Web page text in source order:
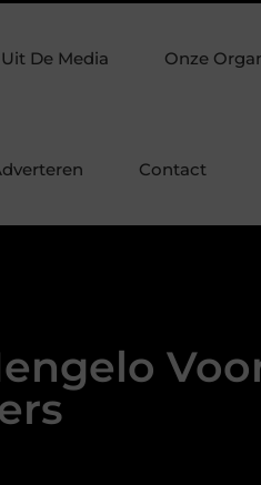
Zo combineer je luxe met
Uit De Media Onze
Contact